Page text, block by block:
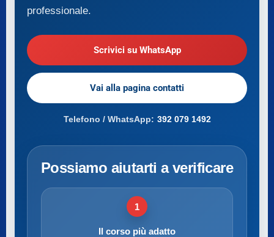
professionale.
Scrivici su WhatsApp
Vai alla pagina contatti
Telefono / WhatsApp: 392 079 1492
Possiamo aiutarti a verificare
1
Il corso più adatto